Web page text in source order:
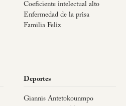
Coeficiente intelectual alto
Enfermedad de la prisa
Familia Feliz
Deportes
Giannis Antetokounmpo